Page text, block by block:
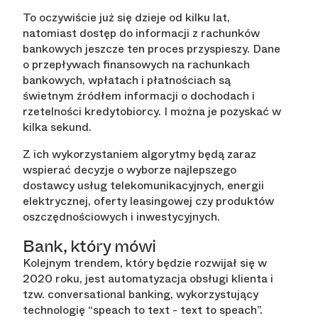
To oczywiście już się dzieje od kilku lat,
natomiast dostęp do informacji z rachunków
bankowych jeszcze ten proces przyspieszy. Dane
o przepływach finansowych na rachunkach
bankowych, wpłatach i płatnościach są
świetnym źródłem informacji o dochodach i
rzetelności kredytobiorcy. I można je pozyskać w
kilka sekund.
Z ich wykorzystaniem algorytmy będą zaraz
wspierać decyzje o wyborze najlepszego
dostawcy usług telekomunikacyjnych, energii
elektrycznej, oferty leasingowej czy produktów
oszczędnościowych i inwestycyjnych.
Bank, który mówi
Kolejnym trendem, który będzie rozwijał się w
2020 roku, jest automatyzacja obsługi klienta i
tzw. conversational banking, wykorzystujący
technologię “speach to text - text to speach”.